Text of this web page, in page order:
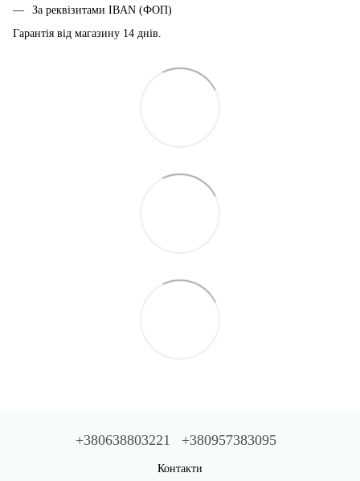
За реквізитами IBAN (ФОП)
Гарантія від магазину 14 днiв.
+380638803221 +380957383095
Контакти